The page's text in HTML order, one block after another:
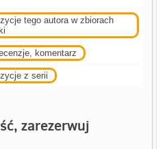
tego autora w zbiorach
komentarz
z serii
zarezerwuj